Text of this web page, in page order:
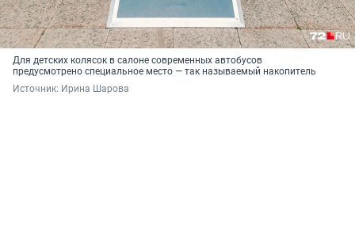
Для детских колясок в салоне современных автобусов
предусмотрено специальное место — так называемый накопитель
Источник: Ирина Шарова